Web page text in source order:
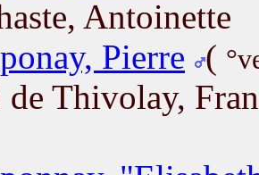
Antoinette
Pierre (
de Thivolay,